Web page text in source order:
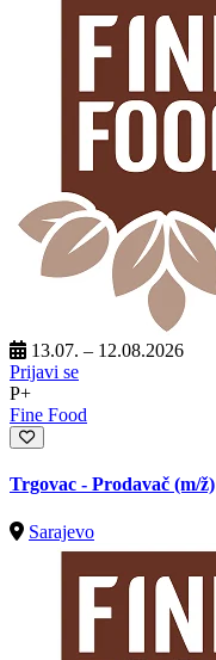
13.07. – 12.08.2026
Prijavi se
P+
Fine Food
Trgovac - Prodavač (m/ž)
Sarajevo